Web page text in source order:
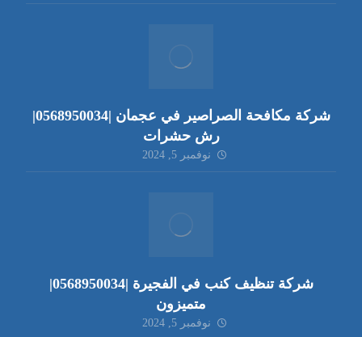
شركة مكافحة الصراصير في عجمان |0568950034|
رش حشرات
نوفمبر 5, 2024
شركة تنظيف كنب في الفجيرة |0568950034|
متميزون
نوفمبر 5, 2024